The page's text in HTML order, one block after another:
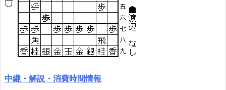
中継・解説・消費時間情報